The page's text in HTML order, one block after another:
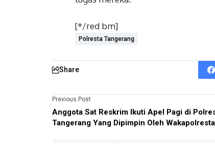
[*/red bm]
Polresta Tangerang
Share
Previous Post
Anggota Sat Reskrim Ikuti Apel Pagi di
Tangerang Yang Dipimpin Oleh Wakapolresta